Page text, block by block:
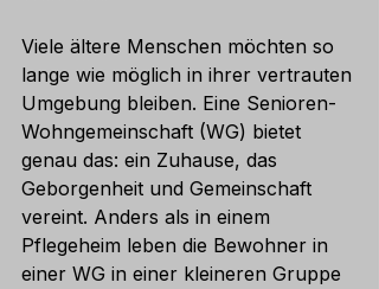
Viele ältere Menschen möchten so
lange wie möglich in ihrer vertrauten
Umgebung bleiben. Eine Senioren-
Wohngemeinschaft (WG) bietet
genau das: ein Zuhause, das
Geborgenheit und Gemeinschaft
vereint. Anders als in einem
Pflegeheim leben die Bewohner in
einer WG in einer kleineren Gruppe